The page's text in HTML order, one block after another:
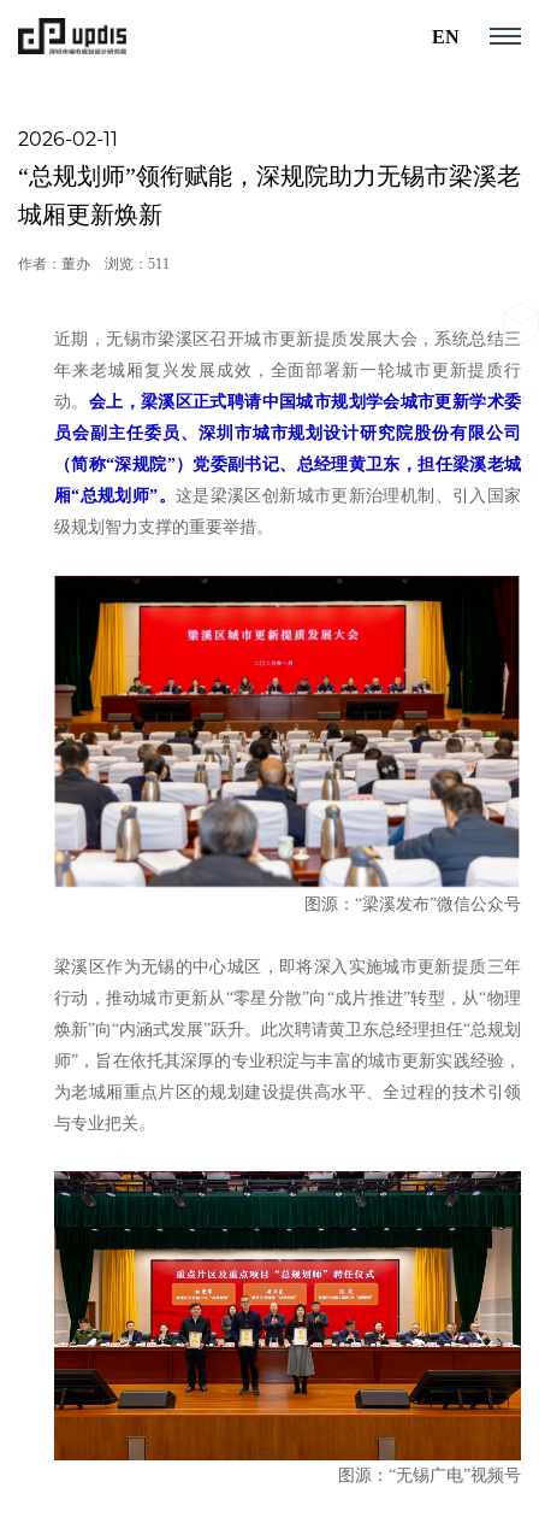
EN
2026-02-11
“总规划师”领衔赋能，深规院助力无锡市梁溪老
城厢更新焕新
作者：董办 浏览：511
近期，无锡市梁溪区召开城市更新提质发展大会，系统总结三
年来老城厢复兴发展成效，全面部署新一轮城市更新提质行
动。 会上，梁溪区正式聘请中国城市规划学会城市更新学术委
员会副主任委员、深圳市城市规划设计研究院股份有限公司
（简称“深规院”）党委副书记、总经理黄卫东，担任梁溪老城
厢“总规划师”。 这是梁溪区创新城市更新治理机制、引入国家
级规划智力支撑的重要举措。
图源：“梁溪发布”微信公众号
梁溪区作为无锡的中心城区，即将深入实施城市更新提质三年
行动，推动城市更新从“零星分散”向“成片推进”转型，从“物理
焕新”向“内涵式发展”跃升。此次聘请黄卫东总经理担任“总规划
师”，旨在依托其深厚的专业积淀与丰富的城市更新实践经验，
为老城厢重点片区的规划建设提供高水平、全过程的技术引领
与专业把关。
图源：“无锡广电”视频号